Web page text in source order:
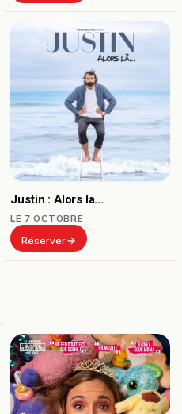
Justin : Alors la…
LE 7 OCTOBRE
Réserver